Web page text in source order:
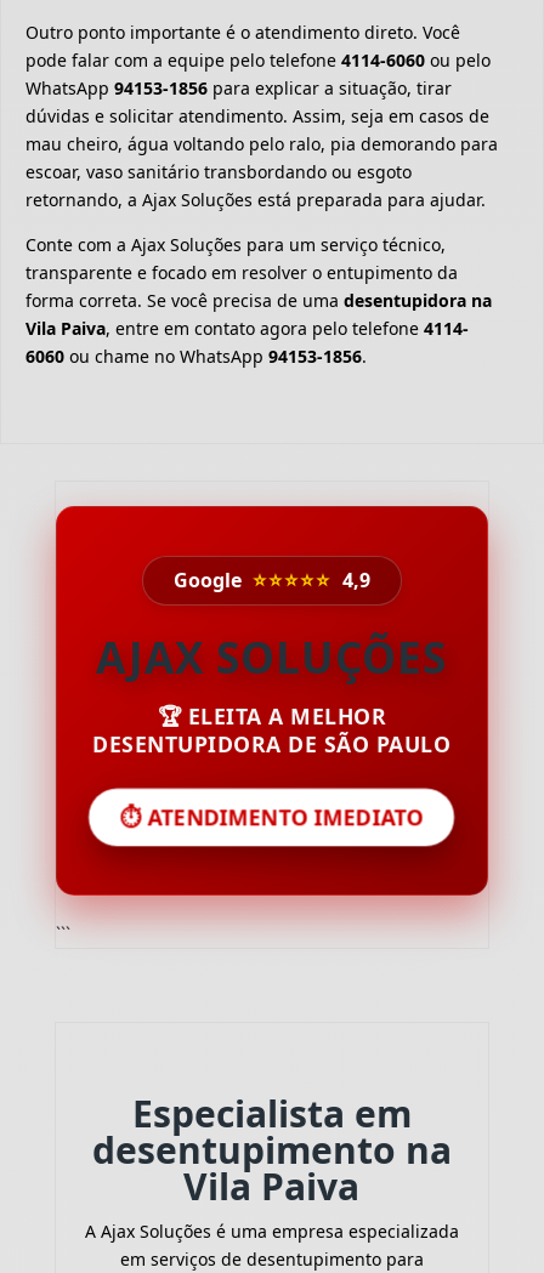
Outro ponto importante é o atendimento direto. Você
pode falar com a equipe pelo telefone 4114-6060 ou pelo
WhatsApp 94153-1856 para explicar a situação, tirar
dúvidas e solicitar atendimento. Assim, seja em casos de
mau cheiro, água voltando pelo ralo, pia demorando para
escoar, vaso sanitário transbordando ou esgoto
retornando, a Ajax Soluções está preparada para ajudar.
Conte com a Ajax Soluções para um serviço técnico,
transparente e focado em resolver o entupimento da
forma correta. Se você precisa de uma desentupidora na
Vila Paiva, entre em contato agora pelo telefone 4114-
6060 ou chame no WhatsApp 94153-1856.
Google ⭐⭐⭐⭐⭐ 4,9
AJAX SOLUÇÕES
🏆 ELEITA A MELHOR
DESENTUPIDORA DE SÃO PAULO
⏱️ ATENDIMENTO IMEDIATO
```
Especialista em
desentupimento na
Vila Paiva
A Ajax Soluções é uma empresa especializada
em serviços de desentupimento para